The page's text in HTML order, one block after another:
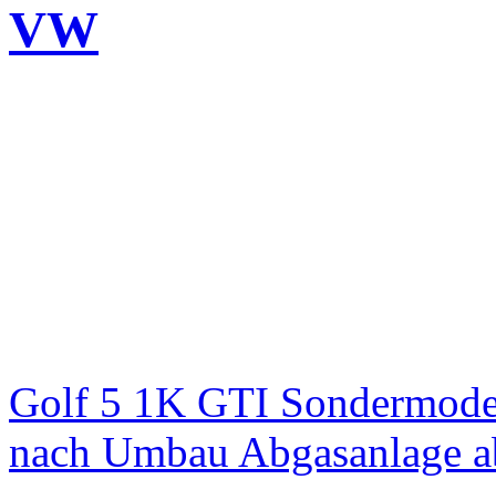
VW
Golf 5 1K GTI
nach Umbau Abgasanlage